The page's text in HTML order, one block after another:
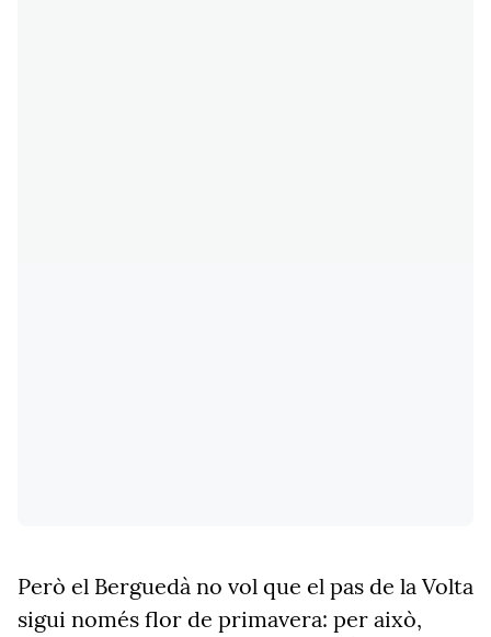
Però el Berguedà no vol que el pas de la Volta
sigui només flor de primavera: per això,